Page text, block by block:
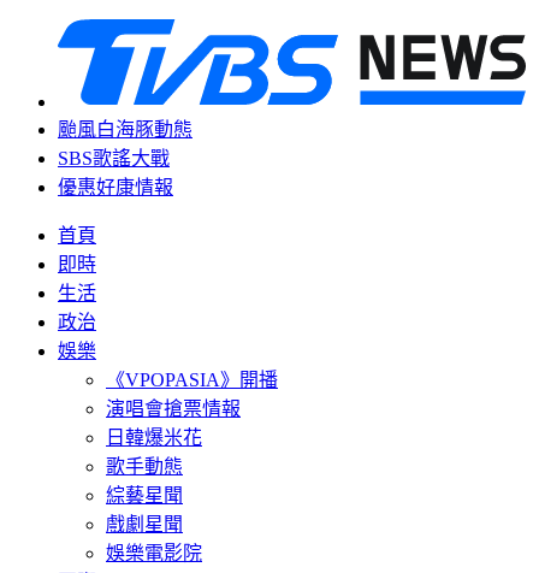
颱風白海豚動態
SBS歌謠大戰
優惠好康情報
首頁
即時
生活
政治
娛樂
《VPOPASIA》開播
演唱會搶票情報
日韓爆米花
歌手動態
綜藝星聞
戲劇星聞
娛樂電影院